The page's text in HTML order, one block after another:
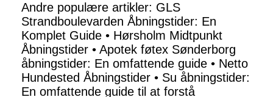
Andre populære artikler: GLS
Strandboulevarden Åbningstider: En
Komplet Guide • Hørsholm Midtpunkt
Åbningstider • Apotek føtex Sønderborg
åbningstider: En omfattende guide • Netto
Hundested Åbningstider • Su åbningstider:
En omfattende guide til at forstå